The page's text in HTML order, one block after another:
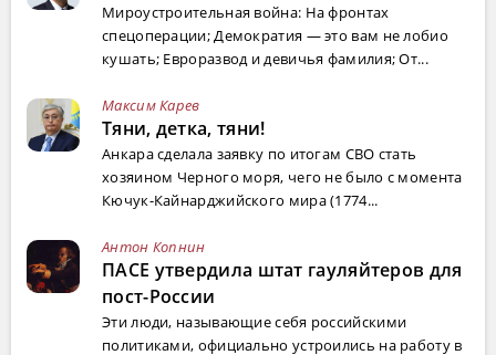
Мироустроительная война: На фронтах
спецоперации; Демократия — это вам не лобио
кушать; Евроразвод и девичья фамилия; От...
Максим Карев
Тяни, детка, тяни!
Анкара сделала заявку по итогам СВО стать
хозяином Черного моря, чего не было с момента
Кючук-Кайнарджийского мира (1774...
Антон Копнин
ПАСЕ утвердила штат гауляйтеров для
пост-России
Эти люди, называющие себя российскими
политиками, официально устроились на работу в